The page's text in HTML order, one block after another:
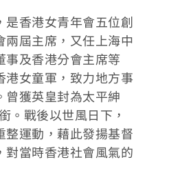
是香港女青年會五位創
兩屆主席，又任上海中
事及香港分會主席等
港女童軍，致力地方事
曾獲英皇封為太平紳
。戰後以世風日下，
整運動，藉此發揚基督
對當時香港社會風氣的